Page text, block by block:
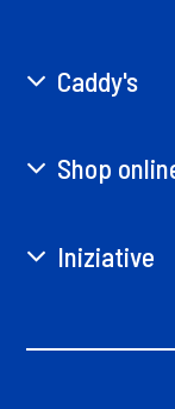
Caddy's
Shop
Iniziative